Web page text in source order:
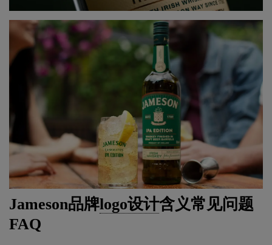
Jameson品牌logo设计含义常见问题
FAQ